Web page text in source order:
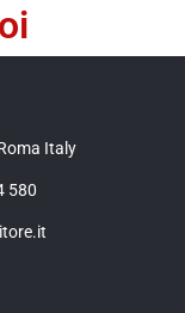
Italy
580